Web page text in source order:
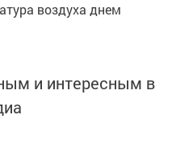
воздуха днем
и интересным в